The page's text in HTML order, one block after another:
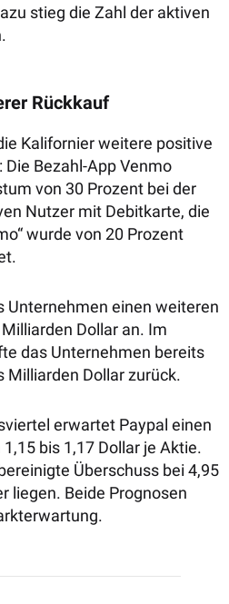
stieg die Zahl der aktiven
Rückkauf
Kalifornier weitere positive
Bezahl-App Venmo
von 30 Prozent bei der
Nutzer mit Debitkarte, die
wurde von 20 Prozent
Unternehmen einen weiteren
Dollar an. Im
das Unternehmen bereits
Milliarden Dollar zurück.
erwartet Paypal einen
bis 1,17 Dollar je Aktie.
Überschuss bei 4,95
liegen. Beide Prognosen